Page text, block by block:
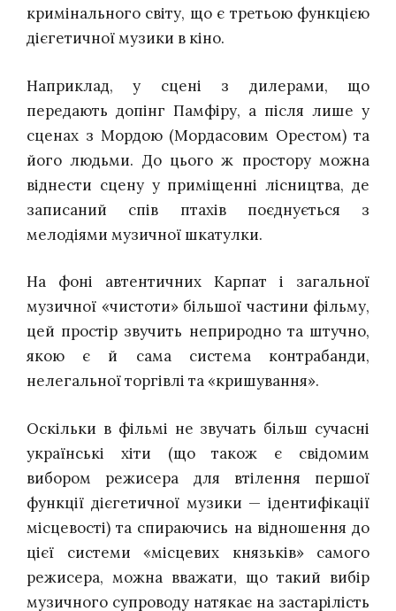
кримінального світу, що є третьою функцією
дієгетичної музики в кіно.
Наприклад, у сцені з дилерами, що
передають допінг Памфіру, а після лише у
сценах з Мордою (Мордасовим Орестом) та
його людьми. До цього ж простору можна
віднести сцену у приміщенні лісництва, де
записаний спів птахів поєднується з
мелодіями музичної шкатулки.
На фоні автентичних Карпат і загальної
музичної «чистоти» більшої частини фільму,
цей простір звучить неприродно та штучно,
якою є й сама система контрабанди,
нелегальної торгівлі та «кришування».
Оскільки в фільмі не звучать більш сучасні
українські хіти (що також є свідомим
вибором режисера для втілення першої
функції дієгетичної музики — ідентифікації
місцевості) та спираючись на відношення до
цієї системи «місцевих князьків» самого
режисера, можна вважати, що такий вибір
музичного супроводу натякає на застарілість